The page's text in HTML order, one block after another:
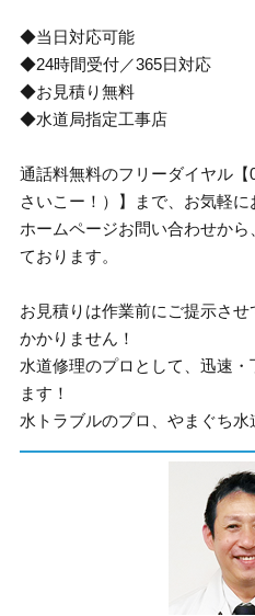
◆当日対応可能
◆24時間受付／365日対応
◆お見積り無料
◆水道局指定工事店
通話料無料のフリーダイヤル【
さいこー！）】まで、お気軽に
ホームページお問い合わせか
ております。
お見積りは作業前にご提示さ
かかりません！
水道修理のプロとして、迅速
ます！
水トラブルのプロ、やまぐち